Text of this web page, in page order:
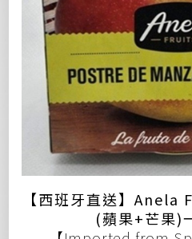
【西班牙直送】
(蘋果+芒果)